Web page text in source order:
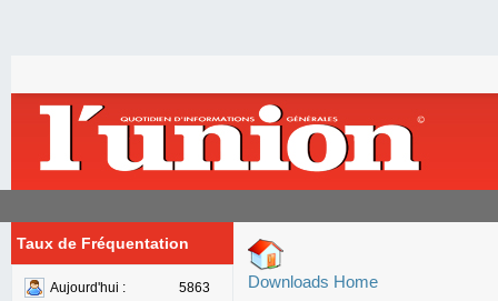
Taux de Fréquentation
Aujourd'hui :
5863
Downloads Home